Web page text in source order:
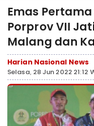
Emas
Porprov VII
Malang dan
Harian Nasional News
Selasa, 28 Jun 2022 21:12